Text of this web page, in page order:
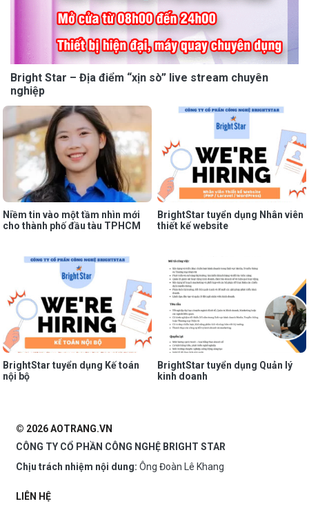
Bright Star – Địa điểm “xịn sò” live stream chuyên
nghiệp
Niềm tin vào một tầm nhìn mới
cho thành phố đầu tàu TPHCM
BrightStar tuyển dụng Nhân viên
thiết kế website
BrightStar tuyển dụng Kế toán
nội bộ
BrightStar tuyển dụng Quản lý
kinh doanh
© 2026 AOTRANG.VN
CÔNG TY CỔ PHẦN CÔNG NGHỆ BRIGHT STAR
Chịu trách nhiệm nội dung: Ông Đoàn Lê Khang
LIÊN HỆ